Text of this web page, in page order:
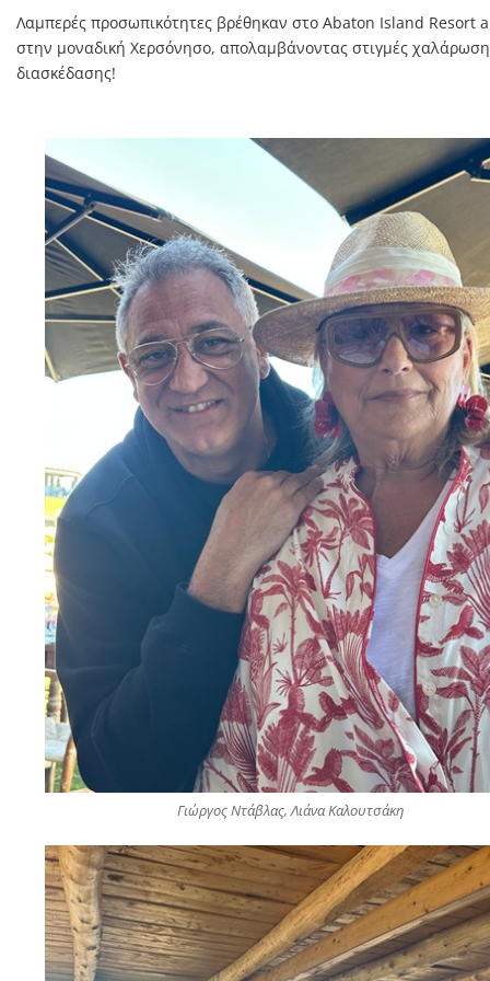
Λαμπερές προσωπικότητες βρέθηκαν στο Abaton Island Resort
στην μοναδική Χερσόνησο, απολαμβάνοντας στιγμές
διασκέδασης!
Γιώργος Ντάβλας, Λιάνα Καλουτσάκη